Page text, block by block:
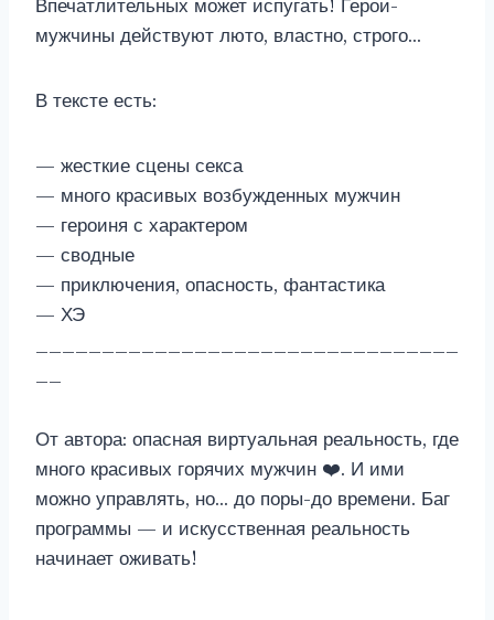
Впечатлительных может испугать! Герои-
мужчины действуют люто, властно, строго…
В тексте есть:
— жесткие сцены секса
— много красивых возбужденных мужчин
— героиня с характером
— сводные
— приключения, опасность, фантастика
— ХЭ
От автора: опасная виртуальная реальность, где
много красивых горячих мужчин ‍❤️‍. И ими
можно управлять, но… до поры-до времени. Баг
программы — и искусственная реальность
начинает оживать!